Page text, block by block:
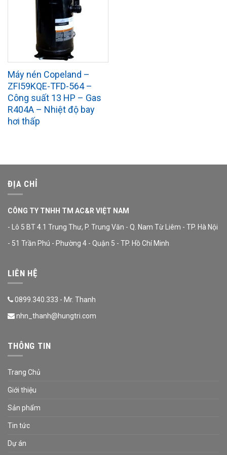
Máy nén Copeland –
ZFI59KQE-TFD-564 –
Công suất 13 HP – Gas
R404A – Nhiệt độ bay
hơi thấp
ĐỊA CHỈ
CÔNG TY TNHH TM AC&R VIỆT NAM
- Lô 5 BT 4.1 Trung Thư, P. Trung Văn - Q. Nam Từ Liêm - TP. Hà Nội
- 51 Trần Phú - Phường 4 - Quận 5 - TP. Hồ Chí Minh
LIÊN HỆ
0899.340.333 - Mr. Thanh
nhn_thanh@hungtri.com
THÔNG TIN
Trang Chủ
Giới thiệu
Sản phẩm
Tin tức
Dự án